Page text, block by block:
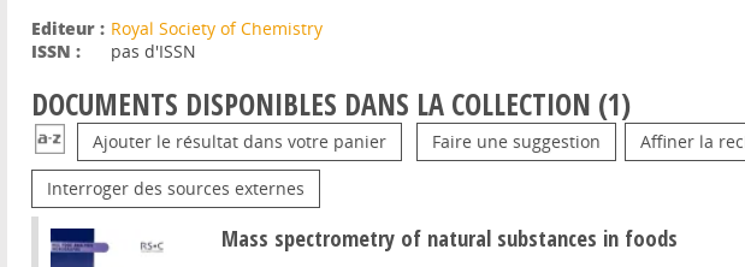
Editeur : Royal Society of Chemistry
ISSN :
pas d'ISSN
DOCUMENTS DISPONIBLES DANS LA COLLECTION (1)
Ajouter le résultat dans votre panier Faire une suggestion Affiner la
Interroger des sources externes
Mass spectrometry of natural substances in foods